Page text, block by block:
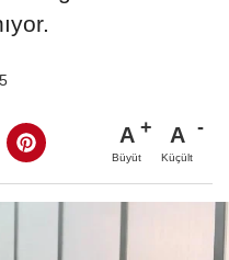
A
Büyüt
A
Küçült